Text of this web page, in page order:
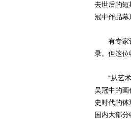
去世后的短
冠中作品幕
有专家认
录。但这位
“从艺术
吴冠中的画
史时代的
国内大部